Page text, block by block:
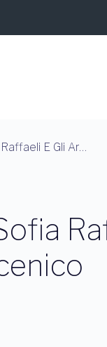
Ansia Da Prestazione: Come Sofia Raffaeli E Gli Artisti Affrontano Il Palcoscenico